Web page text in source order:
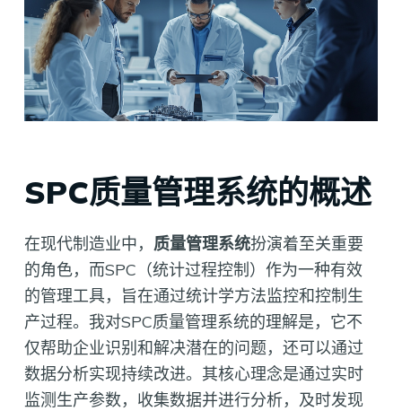
SPC质量管理系统的概述
在现代制造业中， 质量管理系统扮演着至关重要
的角色，而SPC（统计过程控制）作为一种有效
的管理工具，旨在通过统计学方法监控和控制生
产过程。我对SPC质量管理系统的理解是，它不
仅帮助企业识别和解决潜在的问题，还可以通过
数据分析实现持续改进。其核心理念是通过实时
监测生产参数，收集数据并进行分析，及时发现